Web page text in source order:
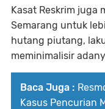
Kasat Reskrim juga
Semarang untuk
hutang piutang,
meminimalisir
Baca Juga :
Kasus Pencurian